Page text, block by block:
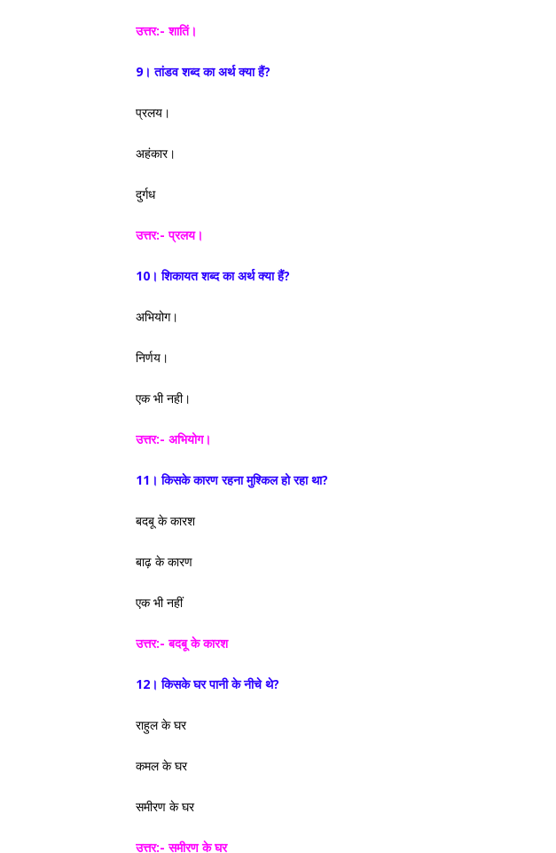
उत्तर:- शातिं।
9। तांडव शब्द का अर्थ क्या हैं?
प्रलय।
अहंकार।
दुर्गध
उत्तर:- प्रलय।
10। शिकायत शब्द का अर्थ क्या हैं?
अभियोग।
निर्णय।
एक भी नही।
उत्तर:- अभियोग।
11। किसके कारण रहना मुश्किल हो रहा था?
बदबू के कारश
बाढ़ के कारण
एक भी नहीं
उत्तर:-बदबू के कारश
12। किसके घर पानी के नीचे थे?
राहुल के घर
कमल के घर
समीरण के घर
उत्तर:- समीरण के घर